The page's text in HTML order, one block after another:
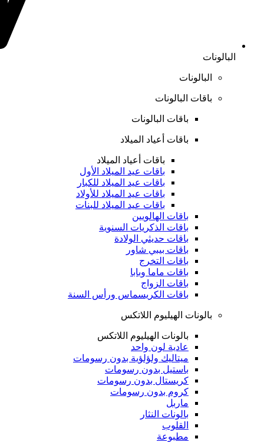
البالونات
البالونات
باقات البالونات
باقات البالونات
باقات أعياد الميلاد
باقات أعياد الميلاد
باقات عيد الميلاد الأول
باقات عيد الميلاد للكبار
باقات عيد الميلاد للأولاد
باقات عيد الميلاد للبنات
باقات الهالويين
باقات الذكريات السنوية
باقات حديثي الولادة
باقات بيبي شاور
باقات التخرج
باقات ماما وبابا
باقات الزواج
باقات الكريسماس ورأس السنة
بالونات الهيليوم اللاتكس
بالونات الهيليوم اللاتكس
عادية لون واحد
ميتاليك ولؤلؤية بدون رسومات
باستيل بدون رسومات
كريستال بدون رسومات
كروم بدون رسومات
ماربل
بالونات النثار
القلوب
مطبوعة